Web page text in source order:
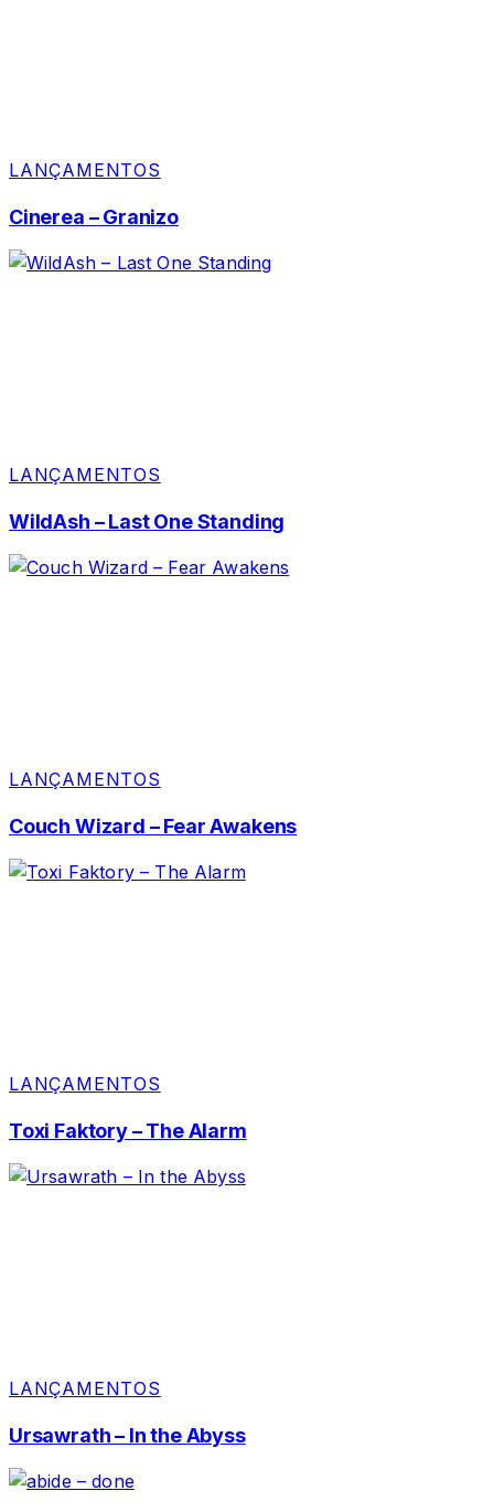
LANÇAMENTOS
Cinerea – Granizo
LANÇAMENTOS
WildAsh – Last One Standing
LANÇAMENTOS
Couch Wizard – Fear Awakens
LANÇAMENTOS
Toxi Faktory – The Alarm
LANÇAMENTOS
Ursawrath – In the Abyss